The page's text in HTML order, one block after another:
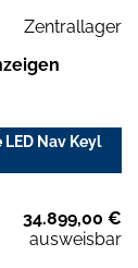
Zentrallager
LED Nav Keyl
34.899,00 €
ausweisbar